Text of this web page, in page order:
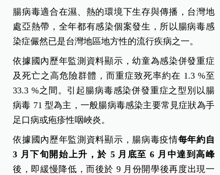
腸病毒適合在濕、熱的環境下生存與傳播，台灣地
處亞熱帶，全年都有感染個案發生，所以腸病毒感
染症儼然已是台灣地區地方性的流行疾病之一。
依據國內歷年監測資料顯示，幼童為感染併發重症
及死亡之高危險群體，而重症致死率約在 1.3 %至
33.3 %之間。引起腸病毒感染併發重症之型別以腸
病毒 71 型為主，一般腸病毒感染主要常見症狀為手
足口病或疱疹性咽峽炎。
依據國內歷年監測資料顯示，腸病毒疫情每年約自
3 月下旬開始上升，於 5 月底至 6 月中達到高峰
後，即緩慢降低，而後於 9 月份開學後再度出現一